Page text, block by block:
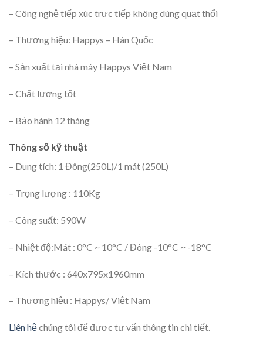
– Công nghệ tiếp xúc trực tiếp không dùng quạt thổi
– Thương hiệu: Happys – Hàn Quốc
– Sản xuất tại nhà máy Happys Việt Nam
– Chất lượng tốt
– Bảo hành 12 tháng
Thông số kỹ thuật
– Dung tích: 1 Đông(250L)/1 mát (250L)
– Trọng lượng : 110Kg
– Công suất: 590W
– Nhiệt độ:Mát : 0°C ~ 10°C / Đông -10°C ~ -18°C
– Kích thước : 640x795x1960mm
– Thương hiệu : Happys/ Việt Nam
Liên hệchúng tôi để được tư vấn thông tin chi tiết.